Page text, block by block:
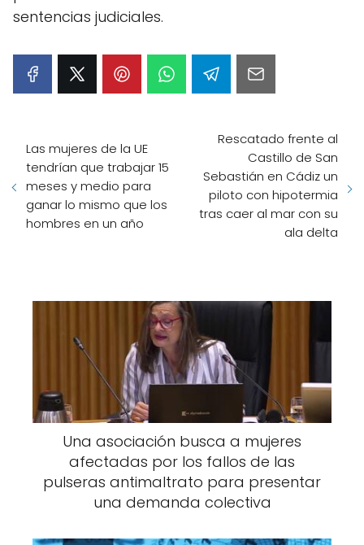
sentencias judiciales.
Las mujeres de la UE
tendrían que trabajar 15
meses y medio para
ganar lo mismo que los
hombres en un año
Rescatado frente al
Castillo de San
Sebastián en Cádiz un
piloto con hipotermia
tras caer al mar con su
ala delta
Una asociación busca a mujeres
afectadas por los fallos de las
pulseras antimaltrato para presentar
una demanda colectiva